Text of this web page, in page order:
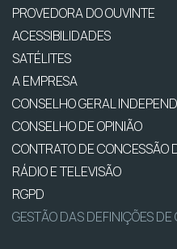
PROVEDORA DO OUVINTE
ACESSIBILIDADES
SATÉLITES
A EMPRESA
CONSELHO GERAL
CONSELHO DE OPINIÃO
CONTRATO DE CONCESSÃO
RÁDIO E TELEVISÃO
RGPD
GESTÃO DAS DEFINIÇÕES DE